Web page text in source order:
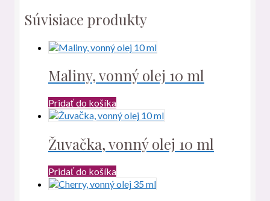
Súvisiace produkty
Maliny, vonný olej 10 ml
Pridať do košíka
Žuvačka, vonný olej 10 ml
Pridať do košíka